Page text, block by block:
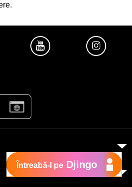
Întreabă-l pe Djingo